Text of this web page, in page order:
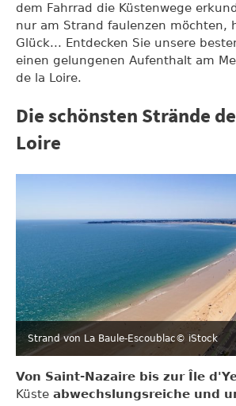
dem Fahrrad die Küstenwege
nur am Strand faulenzen möchten,
Glück... Entdecken Sie unsere
einen gelungenen Aufenthalt am
de la Loire.
Die schönsten Strände
Loire
Strand von La Baule-Escoublac© iStock
Von Saint-Nazaire bis zur Île
Küste abwechslungsreiche und